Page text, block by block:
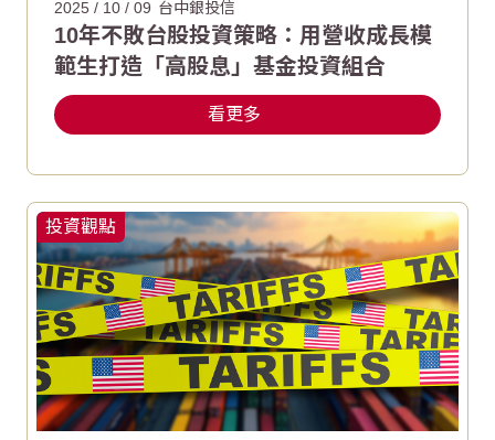
2025 / 10 / 09 台中銀投信
10年不敗台股投資策略：用營收成長模
範生打造「高股息」基金投資組合
看更多
投資觀點